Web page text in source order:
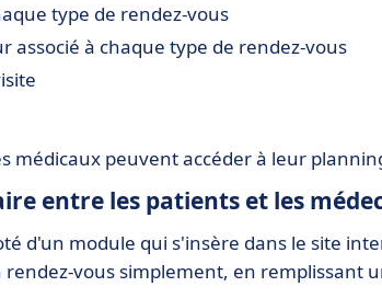
type de rendez-vous
associé à chaque type de rendez-vous
médicaux peuvent accéder à leur
entre les patients et les
d'un module qui s'insère dans le site
vous simplement, en remplissant